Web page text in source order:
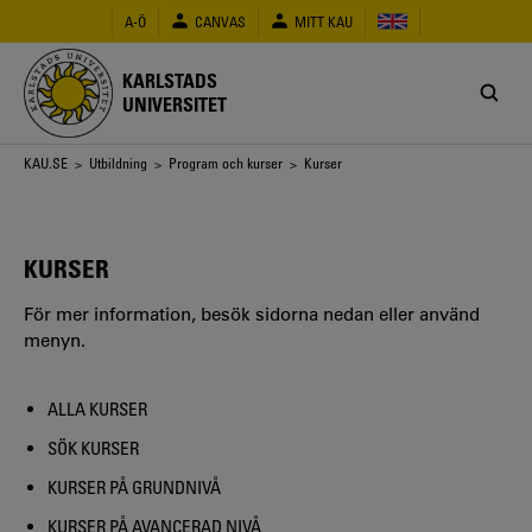
huvudinnehåll
A-Ö CANVAS MITT KAU
KARLSTADS
UNIVERSITET
Länkstig
KAU.SE > Utbildning > Program och kurser > Kurser
KURSER
För mer information, besök sidorna nedan eller använd
menyn.
ALLA KURSER
SÖK KURSER
KURSER PÅ GRUNDNIVÅ
KURSER PÅ AVANCERAD NIVÅ